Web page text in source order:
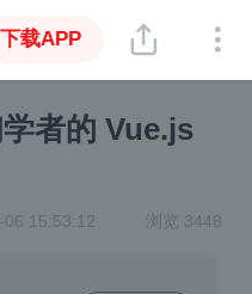
下载APP
者的 Vue.js
06 15:53:12 浏览 3448